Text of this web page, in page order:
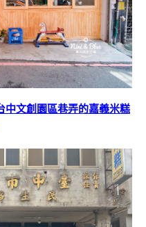
中文創園區巷弄的嘉義米糕